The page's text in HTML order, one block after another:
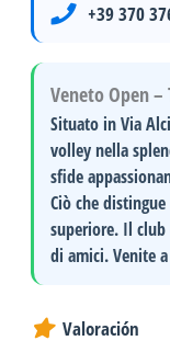
+39 370
Veneto Open –
Situato inVia
volley nella
sfide
Ciò che
superiore. Il
di amici. Venite
Valoración